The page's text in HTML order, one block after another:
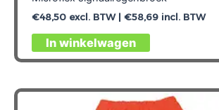
€48,50excl. BTW | €58,69incl. BTW
In winkelwagen
Dit
product
meerdere
variaties.